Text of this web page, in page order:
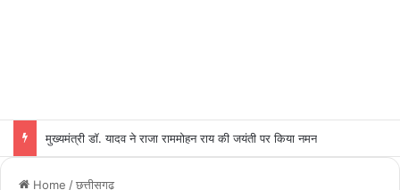
मुख्यमंत्री डॉ. यादव ने राजा राममोहन राय की जयंती पर किया नमन
Home /छत्तीसगढ़